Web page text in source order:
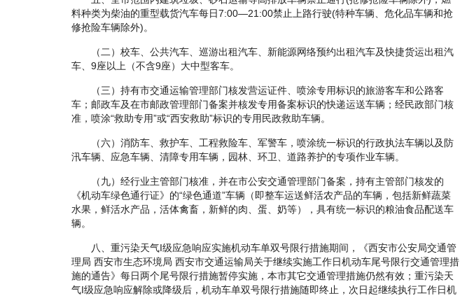
料种类为柴油的重型载货汽车每日7:00—21:00禁止上路行驶(特种车辆、危化品车辆和抢
修抢险车辆除外)。
（二）校车、公共汽车、巡游出租汽车、新能源网络预约出租汽车及快捷货运出租汽
车、9座以上（不含9座）大中型客车。
（三）持有市交通运输管理部门核发营运证件、喷涂专用标识的旅游客车和公路客
车；邮政车及在市邮政管理部门备案并核发专用备案标识的快递运送车辆；经民政部门核
准，喷涂“救助专用”或“西安救助”标识的专用民政救助车辆。
（六）消防车、救护车、工程救险车、军警车，喷涂统一标识的行政执法车辆以及防
汛车辆、应急车辆、清障专用车辆，园林、环卫、道路养护的专项作业车辆。
（九）经行业主管部门核准，并在市公安交通管理部门备案，持有主管部门核发的
《机动车绿色通行证》的“绿色通道”车辆（即整车运送鲜活农产品的车辆，包括新鲜蔬菜
水果，鲜活水产品，活体禽畜，新鲜的肉、蛋、奶等），具有统一标识的粮油食品配送车
辆。
八、重污染天气I级应急响应实施机动车单双号限行措施期间，《西安市公安局交通管
理局 西安市生态环境局 西安市交通运输局关于继续实施工作日机动车尾号限行交通管理措
施的通告》每日两个尾号限行措施暂停实施，本市其它交通管理措施仍然有效；重污染天
气I级应急响应解除或降级后，机动车单双号限行措施随即终止，次日起继续执行工作日机